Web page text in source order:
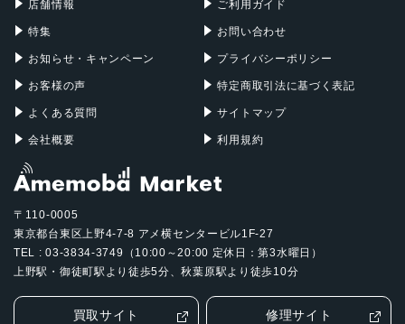
店舗情報
特集
お知らせ・キャンペーン
お客様の声
よくある質問
会社概要
ご利用ガイド
お問い合わせ
プライバシーポリシー
特定商取引法に基づく表記
サイトマップ
利用規約
〒110-0005
東京都台東区上野4-7-8 アメ横センタービル1F-27
TEL : 03-3834-3749（10:00～20:00 定休日：第3水曜日）
上野駅・御徒町駅より徒歩5分、秋葉原駅より徒歩10分
買取サイト 修理サイト